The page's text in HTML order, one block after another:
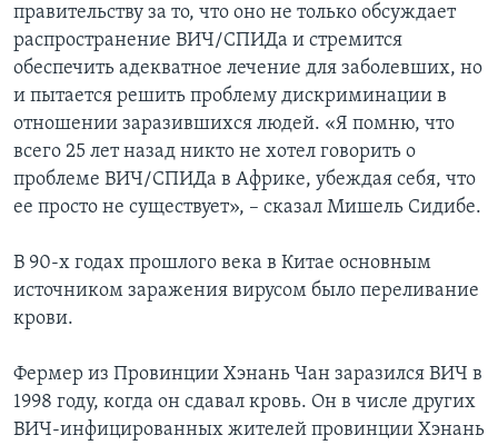
правительству за то, что оно не только обсуждает
распространение ВИЧ/СПИДа и стремится
обеспечить адекватное лечение для заболевших, но
и пытается решить проблему дискриминации в
отношении заразившихся людей. «Я помню, что
всего 25 лет назад никто не хотел говорить о
проблеме ВИЧ/СПИДа в Африке, убеждая себя, что
ее просто не существует», – сказал Мишель Сидибе.
В 90-х годах прошлого века в Китае основным
источником заражения вирусом было переливание
крови.
Фермер из Провинции Хэнань Чан заразился ВИЧ в
1998 году, когда он сдавал кровь. Он в числе других
ВИЧ-инфицированных жителей провинции Хэнань